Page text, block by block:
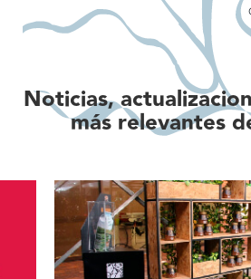
Noticias,
más relevantes